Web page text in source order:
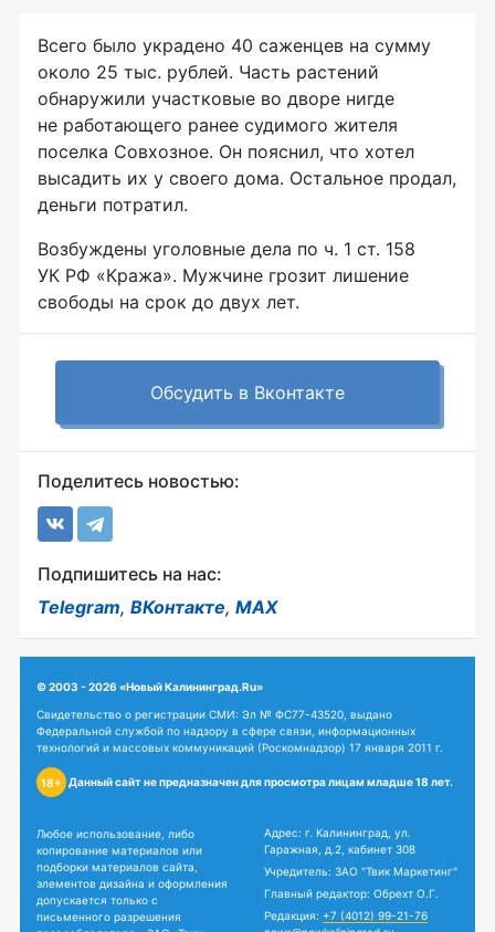
Всего было украдено 40 саженцев на сумму
около 25 тыс. рублей. Часть растений
обнаружили участковые во дворе нигде
не работающего ранее судимого жителя
поселка Совхозное. Он пояснил, что хотел
высадить их у своего дома. Остальное продал,
деньги потратил.
Возбуждены уголовные дела по ч. 1 ст. 158
УК РФ «Кража». Мужчине грозит лишение
свободы на срок до двух лет.
Обсудить в Вконтакте
Поделитесь новостью:
Подпишитесь на нас:
Telegram, ВКонтакте, MAX
© 2003 - 2026 «Новый Калининград.Ru»
Свидетельство о регистрации СМИ: Эл № ФС77-43520, выдано
Федеральной службой по надзору в сфере связи, информационных
технологий и массовых коммуникаций (Роскомнадзор) 17 января 2011 г.
18+ Данный сайт не предназначен для просмотра лицам младше 18 лет.
Любое использование, либо
копирование материалов или
подборки материалов сайта,
элементов дизайна и оформления
допускается только с
письменного разрешения
Адрес: г. Калининград, ул.
Гаражная, д.2, кабинет 308
Учредитель: ЗАО "Твик Маркетинг"
Главный редактор: Обрехт О.Г.
Редакция: +7 (4012) 99-21-76